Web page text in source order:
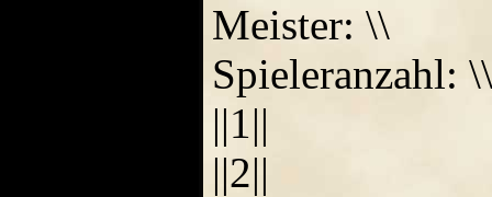
Meister: \\
Spieleranzahl: \\
||1||
||2||